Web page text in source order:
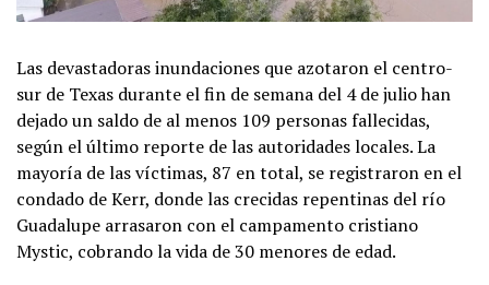
Las devastadoras inundaciones que azotaron el centro-
sur de Texas durante el fin de semana del 4 de julio han
dejado un saldo de al menos 109 personas fallecidas,
según el último reporte de las autoridades locales. La
mayoría de las víctimas, 87 en total, se registraron en el
condado de Kerr, donde las crecidas repentinas del río
Guadalupe arrasaron con el campamento cristiano
Mystic, cobrando la vida de 30 menores de edad.